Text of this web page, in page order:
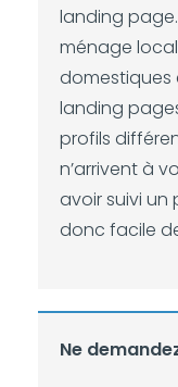
landing
ménage
domestiques
landing
profils
n’arrivent à
avoir suivi un
donc facile
Ne